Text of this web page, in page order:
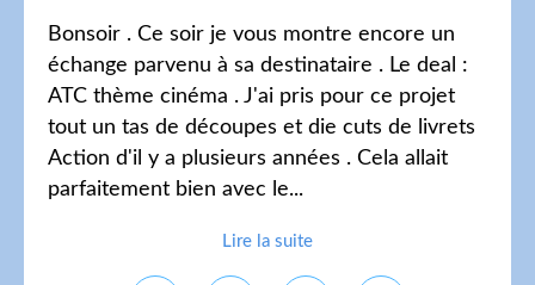
Bonsoir . Ce soir je vous montre encore un
échange parvenu à sa destinataire . Le deal :
ATC thème cinéma . J'ai pris pour ce projet
tout un tas de découpes et die cuts de livrets
Action d'il y a plusieurs années . Cela allait
parfaitement bien avec le...
Lire la suite